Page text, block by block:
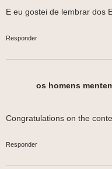
E eu gostei de lembrar dos
Responder
os homens
Congratulations on the
Responder